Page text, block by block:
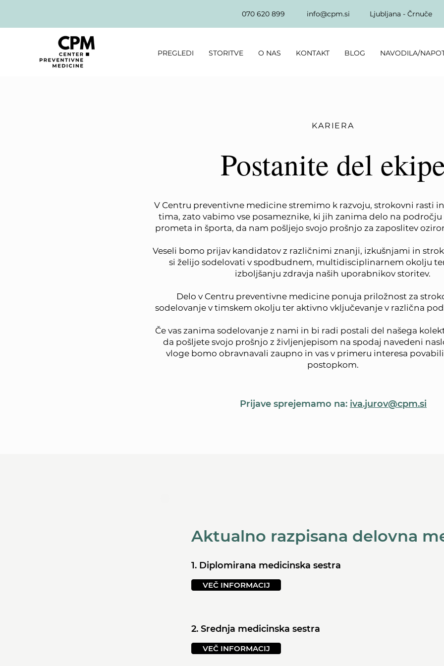
070 620 899 info@cpm.si Ljubljana - Črnuče
PREGLEDI STORITVE O NAS KONTAKT BLOG NAVODILA/
KARIERA
Postanite del
V Centru preventivne medicine stremimo k razvoju, strokovni rasti
tima, zato vabimo vse posameznike, ki jih zanima delo na
prometa in športa, da nam pošljejo svojo prošnjo za zaposlitev
Veseli bomo prijav kandidatov z različnimi znanji, izkušnjami in
si želijo sodelovati v spodbudnem, multidisciplinarnem okolju
izboljšanju zdravja naših uporabnikov storitev.
Delo v Centru preventivne medicine ponuja priložnost za
sodelovanje v timskem okolju ter aktivno vključevanje v različna
Če vas zanima sodelovanje z nami in bi radi postali del našega
da pošljete svojo prošnjo z življenjepisom na spodaj navedeni
vloge bomo obravnavali zaupno in vas v primeru interesa
postopkom.
Prijave sprejemamo na: iva.jurov@cpm.si
Aktualno razpisana delovna
1. Diplomirana medicinska sestra
VEČ INFORMACIJ
2. Srednja medicinska sestra
VEČ INFORMACIJ